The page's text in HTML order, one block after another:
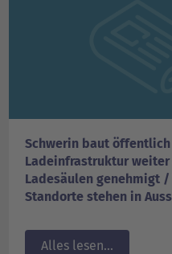
Schwerin baut
Ladeinfrastruktur weiter
Ladesäulen genehmigt
Standorte stehen in
Alles lesen...